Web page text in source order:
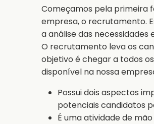
Começamos pela primeira
empresa, o recrutamento.
a análise das
O recrutamento leva os
objetivo é chegar a todos
disponível na nossa
Possui dois aspectos
potenciais candidatos
É uma atividade de